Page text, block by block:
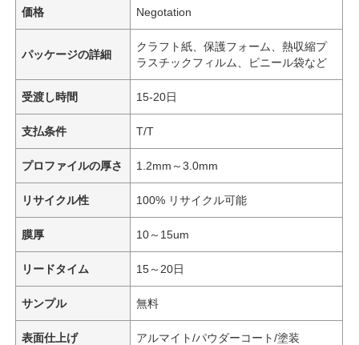
価格 Negotation
パッケージの詳細
クラフト紙、保護フォーム、熱収縮プ
ラスチックフィルム、ビニール袋など
受渡し時間 15-20日
支払条件 T/T
プロファイルの厚さ 1.2mm～3.0mm
リサイクル性 100% リサイクル可能
膜厚 10～15um
リードタイム 15～20日
サンプル 無料
表面仕上げ アルマイト/パウダーコート/塗装